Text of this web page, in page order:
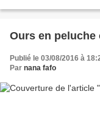
Ours en peluche
Publié le 03/08/2016 à
Par nana fafo